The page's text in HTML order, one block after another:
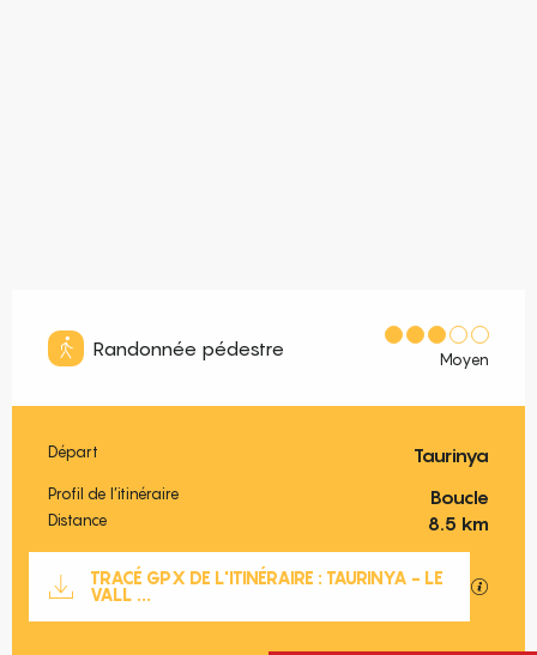
Randonnée pédestre Moyen
Informations pratiques
Départ Taurinya
Profil de l’itinéraire Boucle
Distance 8.5 km
Documentation
TRACÉ GPX DE L'ITINÉRAIRE : TAURINYA - LE
VALL ...